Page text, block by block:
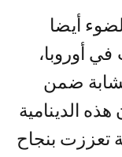
أيضا
أوروبا،
ضمن
الدينامية
تعززت بنجاح